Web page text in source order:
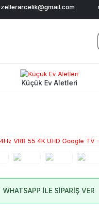
Orijinal ve Garantili Ürünler
Küçük Ev Aletleri
WHATSAPP İLE SİPARİŞ VER